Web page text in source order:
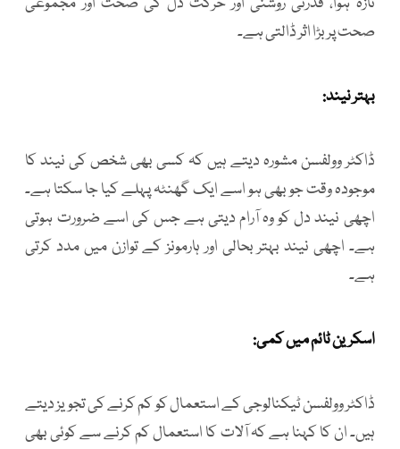
صحت پر بڑا اثر ڈالتی ہے۔
بہتر نیند:
ڈاکٹر وولفسن مشورہ دیتے ہیں کہ کسی بھی شخص کی نیند کا
موجودہ وقت جو بھی ہو اسے ایک گھنٹہ پہلے کیا جا سکتا ہے۔
اچھی نیند دل کو وہ آرام دیتی ہے جس کی اسے ضرورت ہوتی
ہے۔ اچھی نیند بہتر بحالی اور ہارمونز کے توازن میں مدد کرتی
ہے۔
اسکرین ٹائم میں کمی:
ڈاکٹر وولفسن ٹیکنالوجی کے استعمال کو کم کرنے کی تجویز دیتے
ہیں۔ ان کا کہنا ہے کہ آلات کا استعمال کم کرنے سے کوئی بھی